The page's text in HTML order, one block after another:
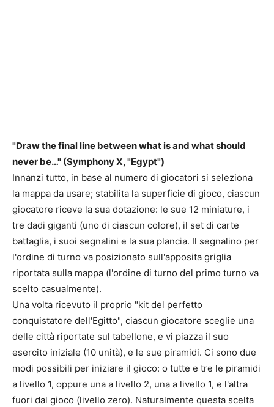
"Draw the final line between what is and what should
never be…" (Symphony X, "Egypt")
Innanzi tutto, in base al numero di giocatori si seleziona
la mappa da usare; stabilita la superficie di gioco, ciascun
giocatore riceve la sua dotazione: le sue 12 miniature, i
tre dadi giganti (uno di ciascun colore), il set di carte
battaglia, i suoi segnalini e la sua plancia. Il segnalino per
l'ordine di turno va posizionato sull'apposita griglia
riportata sulla mappa (l'ordine di turno del primo turno va
scelto casualmente).
Una volta ricevuto il proprio "kit del perfetto
conquistatore dell'Egitto", ciascun giocatore sceglie una
delle città riportate sul tabellone, e vi piazza il suo
esercito iniziale (10 unità), e le sue piramidi. Ci sono due
modi possibili per iniziare il gioco: o tutte e tre le piramidi
a livello 1, oppure una a livello 2, una a livello 1, e l'altra
fuori dal gioco (livello zero). Naturalmente questa scelta